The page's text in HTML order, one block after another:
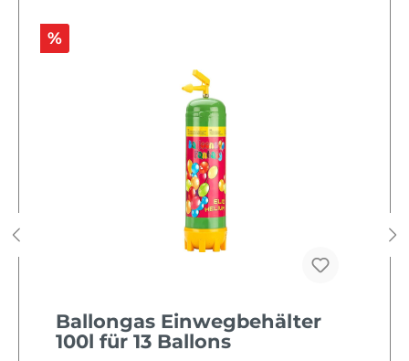
%
Ballongas Einwegbehälter
100l für 13 Ballons